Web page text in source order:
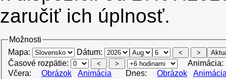
zaručiť ich úplnosť.
Možnosti
Mapa:
Dátum:
Časové rozpätie:
Animácia:
Včera:
Obrázok Animácia Dnes: Obrázok